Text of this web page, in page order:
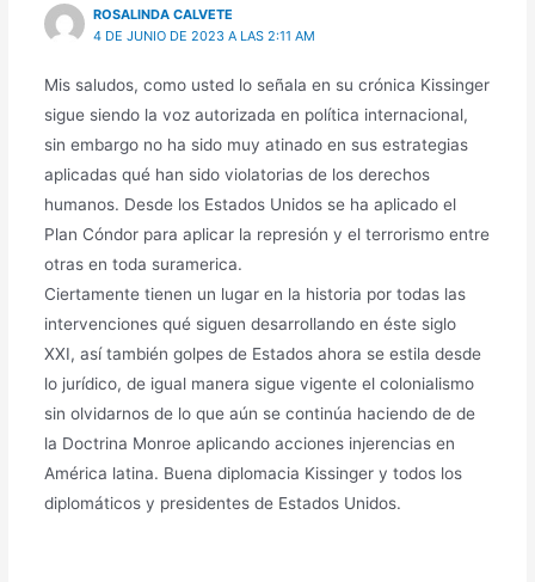
ROSALINDA CALVETE
4 DE JUNIO DE 2023 A LAS 2:11 AM
Mis saludos, como usted lo señala en su crónica Kissinger
sigue siendo la voz autorizada en política internacional,
sin embargo no ha sido muy atinado en sus estrategias
aplicadas qué han sido violatorias de los derechos
humanos. Desde los Estados Unidos se ha aplicado el
Plan Cóndor para aplicar la represión y el terrorismo entre
otras en toda suramerica.
Ciertamente tienen un lugar en la historia por todas las
intervenciones qué siguen desarrollando en éste siglo
XXI, así también golpes de Estados ahora se estila desde
lo jurídico, de igual manera sigue vigente el colonialismo
sin olvidarnos de lo que aún se continúa haciendo de de
la Doctrina Monroe aplicando acciones injerencias en
América latina. Buena diplomacia Kissinger y todos los
diplomáticos y presidentes de Estados Unidos.